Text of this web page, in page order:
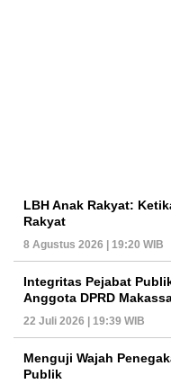
LBH Anak Rakyat:
Rakyat
8 Agustus 2026 | 19:20 WIB
Integritas Pejabat
Anggota DPRD
22 Juli 2026 | 19:39 WIB
Menguji Wajah
Publik